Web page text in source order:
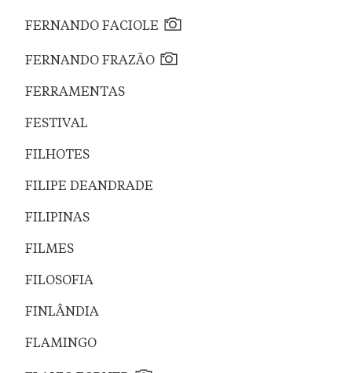
FERNANDO FACIOLE
FERNANDO FRAZÃO
FERRAMENTAS
FESTIVAL
FILHOTES
FILIPE DEANDRADE
FILIPINAS
FILMES
FILOSOFIA
FINLÂNDIA
FLAMINGO